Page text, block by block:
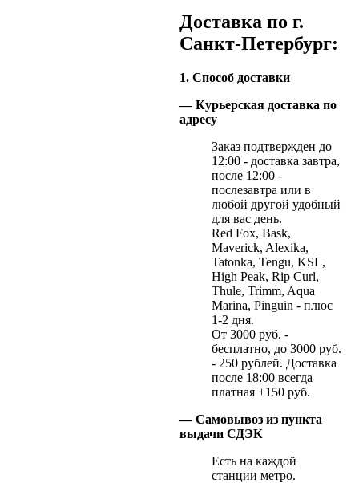
Доставка по г.
Санкт-Петербург:
1. Способ доставки
— Курьерская доставка по
адресу
Заказ подтвержден до
12:00 - доставка завтра,
после 12:00 -
послезавтра или в
любой другой удобный
для вас день.
Red Fox, Bask,
Maverick, Alexika,
Tatonka, Tengu, KSL,
High Peak, Rip Curl,
Thule, Trimm, Aqua
Marina, Pinguin - плюс
1-2 дня.
От 3000 руб. -
бесплатно, до 3000 руб.
- 250 рублей. Доставка
после 18:00 всегда
платная +150 руб.
— Самовывоз из пункта
выдачи СДЭК
Есть на каждой
станции метро.